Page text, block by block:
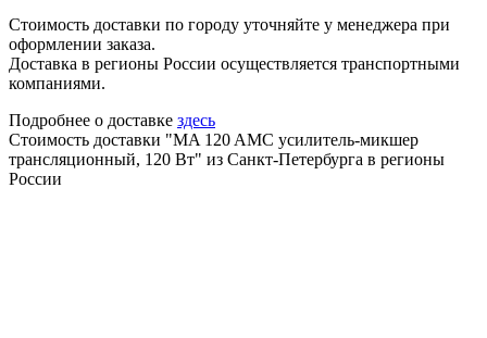
Стоимость доставки по городу уточняйте у менеджера при
оформлении заказа.
Доставка в регионы России осуществляется транспортными
компаниями.
Подробнее о доставке здесь
Стоимость доставки "MA 120 AMC усилитель-микшер
трансляционный, 120 Вт" из Санкт-Петербурга в регионы
России